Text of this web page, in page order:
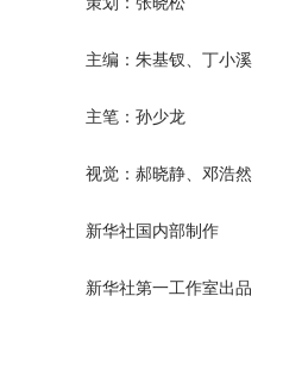
主编：朱基钗、丁小溪
主笔：孙少龙
视觉：郝晓静、邓浩然
新华社国内部制作
新华社第一工作室出品